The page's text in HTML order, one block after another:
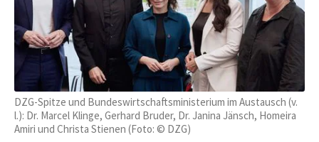
DZG-Spitze und Bundeswirtschaftsministerium im Austausch (v.
l.): Dr. Marcel Klinge, Gerhard Bruder, Dr. Janina Jänsch, Homeira
Amiri und Christa Stienen (Foto: © DZG)